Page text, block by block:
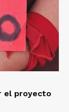
el proyecto